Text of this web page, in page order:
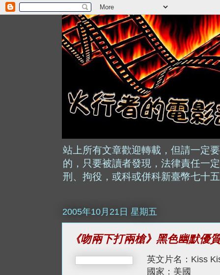
站上所有文章歡迎轉載，但請一定
的，只要被讀者發現，法律責任一
刑、拘役，或科或併科新臺幣七十
2005年10月21日 星期五
《吻兩下打兩槍》黑色幽默優
英文片名：Kiss
國家：美國